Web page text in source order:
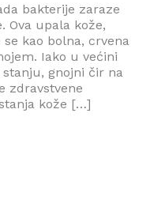
bakterije zaraze
Ova upala kože,
kao bolna, crvena
Iako u većini
gnojni čir na
zdravstvene
kože […]